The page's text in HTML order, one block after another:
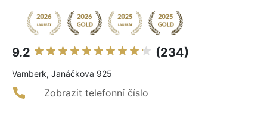
9.2 (234)
Vamberk, Janáčkova 925
Zobrazit telefonní číslo